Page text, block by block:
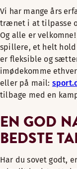
Vi har mange års
trænet i at tilpasse
Og alle er
spillere, et helt hold
er fleksible og
imødekomme
eller på mail:
tilbage med en
EN GOD
BEDSTE
Har du sovet godt,